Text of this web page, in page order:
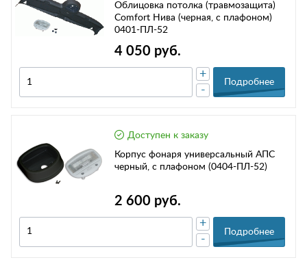
Облицовка потолка (травмозащита)
Comfort Нива (черная, с плафоном)
0401-ПЛ-52
4 050 руб.
-
+
Подробнее
Доступен к заказу
Корпус фонаря универсальный АПС
черный, с плафоном (0404-ПЛ-52)
2 600 руб.
-
+
Подробнее